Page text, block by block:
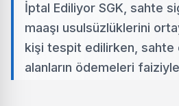
İptal Ediliyor SGK, sahte
maaşı usulsüzlüklerini
kişi tespit edilirken, sahte
alanların ödemeleri